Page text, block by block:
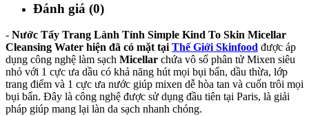
Đánh giá (0)
- Nước Tẩy Trang Lành Tính Simple Kind To Skin Micellar
Cleansing Water hiện đã có mặt tại Thế Giới Skinfood được áp
dụng công nghệ làm sạch Micellar chứa vô số phân tử Mixen siêu
nhỏ với 1 cực ưa dầu có khả năng hút mọi bụi bẩn, dầu thừa, lớp
trang điểm và 1 cực ưa nước giúp mixen dễ hòa tan và cuốn trôi mọi
bụi bẩn. Đây là công nghệ được sử dụng đầu tiên tại Paris, là giải
pháp giúp mang lại làn da sạch nhanh chóng.